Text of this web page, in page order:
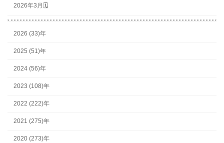
2026年3月🗓
2026 (33)年
2025 (51)年
2024 (56)年
2023 (108)年
2022 (222)年
2021 (275)年
2020 (273)年